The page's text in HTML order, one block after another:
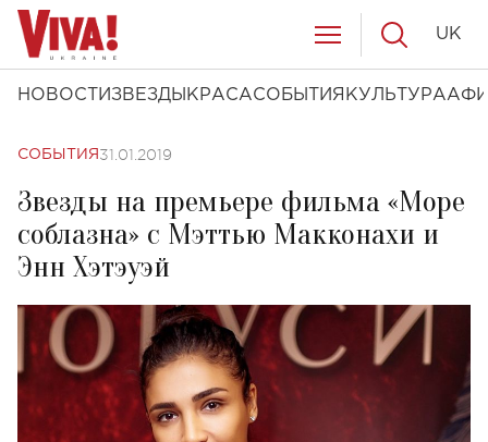
НОВОСТИ ЗВЕЗДЫ КРАСАСОБЫТИЯ КУЛЬТУРА
UK
СОБЫТИЯ 31.01.2019
Звезды на премьере фильма «Море
соблазна» с Мэттью Макконахи и
Энн Хэтэуэй